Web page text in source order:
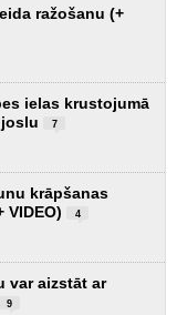
ražošanu (+
ielas krustojumā
7
krāpšanas
4
var aizstāt ar
9